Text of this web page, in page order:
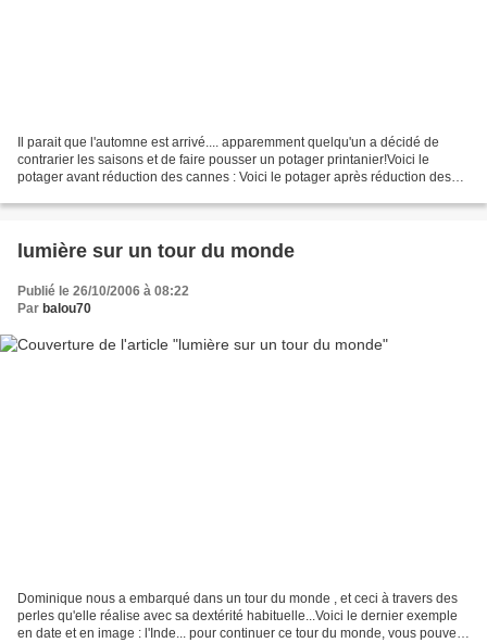
Il parait que l'automne est arrivé.... apparemment quelqu'un a décidé de
contrarier les saisons et de faire pousser un potager printanier!Voici le
potager avant réduction des cannes : Voici le potager après réduction des
lumière sur un tour du monde
Publié le 26/10/2006 à 08:22
Par balou70
Dominique nous a embarqué dans un tour du monde , et ceci à travers des
perles qu'elle réalise avec sa dextérité habituelle...Voici le dernier exemple
en date et en image : l'Inde... pour continuer ce tour du monde, vous pouvez